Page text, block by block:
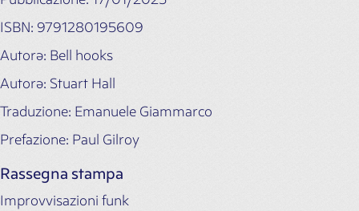
ISBN: 9791280195609
Autorə: Bell hooks
Autorə: Stuart Hall
Traduzione: Emanuele Giammarco
Prefazione: Paul Gilroy
Rassegna stampa
Improvvisazioni funk